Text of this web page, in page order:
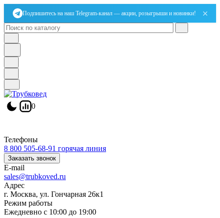
Подпишитесь на наш Telegram-канал — акции, розыгрыши и новинки! ×
0
Телефоны
8 800 505-68-91 горячая линия
Заказать звонок
E-mail
sales@trubkoved.ru
Адрес
г. Москва, ул. Гончарная 26к1
Режим работы
Ежедневно с 10:00 до 19:00